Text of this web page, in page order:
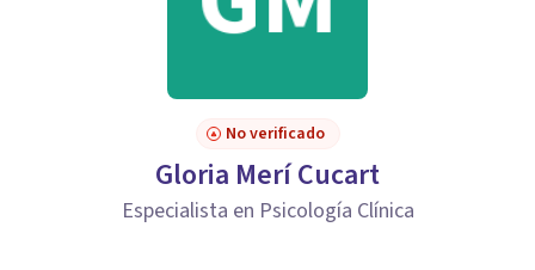
No verificado
Gloria Merí Cucart
Especialista en Psicología Clínica